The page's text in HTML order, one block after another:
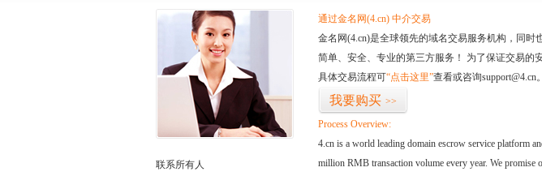
联系所有人
通过金名网(4.cn) 中介交易
金名网(4.cn)是全球领先的域名交易服务机构，同
简单、安全、专业的第三方服务！ 为了保证交易的
具体交易流程可“点击这里”查看或咨询support@4.cn。
我要购买 >>
Process Overview:
4.cn is a world leading domain escrow service platform
million RMB transaction volume every year. We promise